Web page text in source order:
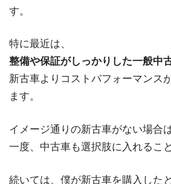
す。
特に最近は、
整備や保証がしっかりした一般中
新古車よりコストパフォーマンス
ます。
イメージ通りの新古車がない場合は
一度、中古車も選択肢に入れるこ
続いては、僕が新古車を購入した